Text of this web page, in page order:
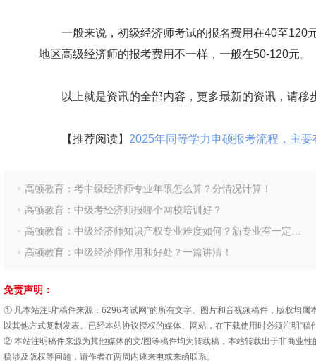
一般来说，初级经济师考试的报名费用在40至120
地区高级经济师的报考费用不一样，一般在50-120元。
以上就是资讯的全部内容，更多最新的资讯，请移
【推荐阅读】 2025年同等学力申硕报考流程，主要
高顿教育：考中级经济师专业年限怎么算？分情况计算！
高顿教育：中级考经济师报哪个网校培训好？
高顿教育：中级经济师知识产权专业难度如何？新专业有一定难度！
高顿教育：中级经济师作用和好处？一篇讲清！
免责声明：
① 凡本站注明“稿件来源：6296考试网”的所有文字、图片和音视频稿件，版权均
以其他方式复制发表。已经本站协议授权的媒体、网站，在下载使用时必须注明“
② 本站注明稿件来源为其他媒体的文/图等稿件均为转载稿，本站转载出于非商业
稿涉及版权等问题，请作者在两周内速来电或来函联系。